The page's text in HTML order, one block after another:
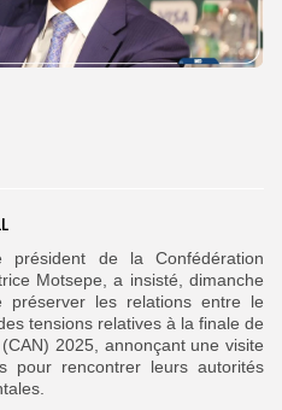
Search
Button
de la Confédération
Motsepe, a insisté, dimanche
les relations entre le
tensions relatives à la finale de
2025, annonçant une visite
pour rencontrer leurs autorités